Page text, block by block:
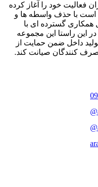
فعالیت خود را آغاز کرده
است با حذف واسطه ها و
همکاری گسترده ای با
این راستا این مجموعه
داخل ضمن حمایت از
کنندگان صیانت کند.